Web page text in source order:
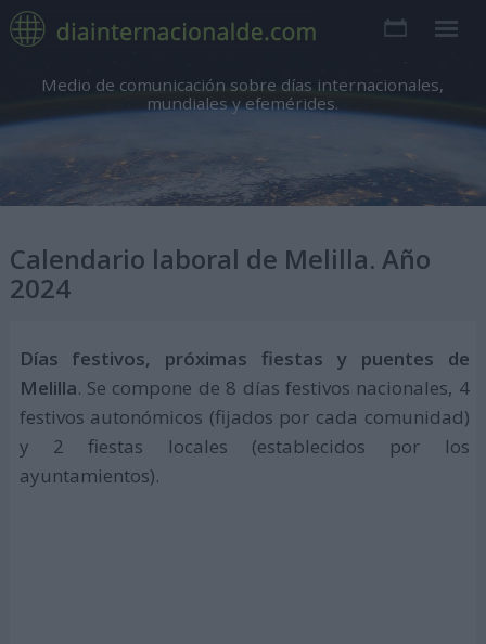
Medio de comunicación sobre días internacionales,
mundiales y efemérides.
Calendario laboral de Melilla. Año
2024
Días festivos, próximas fiestas y puentes de
Melilla. Se compone de 8 días festivos nacionales, 4
festivos autonómicos (fijados por cada comunidad)
y 2 fiestas locales (establecidos por los
ayuntamientos).